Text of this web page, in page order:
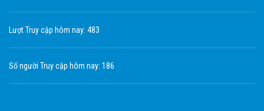
Lượt Truy cập hôm nay: 483
Số người Truy cập hôm nay: 186